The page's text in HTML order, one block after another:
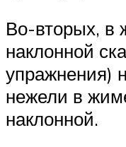
Во-вторых, в
наклонной
упражнения)
нежели в
наклонной.